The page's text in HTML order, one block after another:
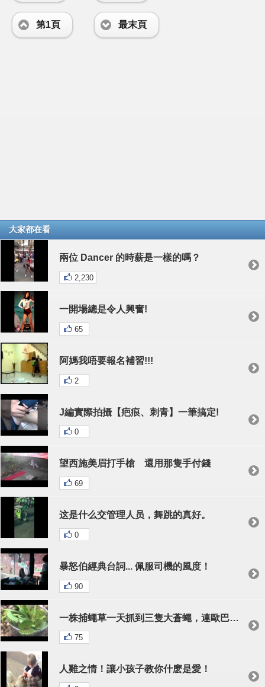
第1頁 最末頁
大家都在看
兩位 Dancer 的時薪是一樣的嗎？
2,230
一開場總是令人興奮!
65
阿媽我唔要報名補習!!!
2
J編實際拍攝【疤痕、刺青】一筆搞定!
0
望西施美眉打手槍 還用那隻手付錢
69
这是什么交管理人员，舞跳的真好。
0
暴怒伯經典台詞... 佩服司機的風度！
90
一株捕蠅草一天抓到三隻大蒼蠅，連歐巴馬都震驚了！
75
人雞之情！讓小孩子教你什麽是愛！